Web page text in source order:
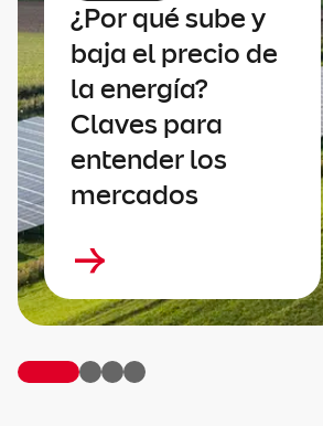
¿Por qué sube y
baja el precio de
la energía?
Claves para
entender los
mercados